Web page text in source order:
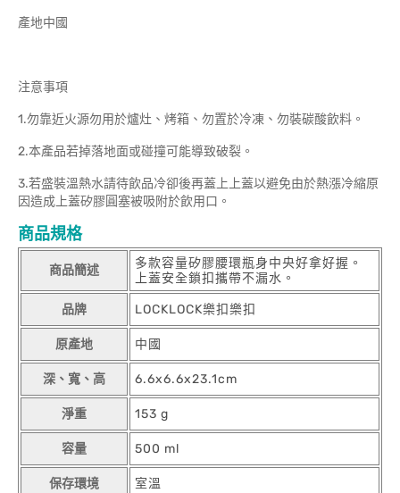
產地中國
注意事項
1.勿靠近火源勿用於爐灶、烤箱、勿置於冷凍、勿裝碳酸飲料。
2.本產品若掉落地面或碰撞可能導致破裂。
3.若盛裝溫熱水請待飲品冷卻後再蓋上上蓋以避免由於熱漲冷縮原
因造成上蓋矽膠圓塞被吸附於飲用口。
商品規格
商品簡述
多款容量矽膠腰環瓶身中央好拿好握。
上蓋安全鎖扣攜帶不漏水。
品牌 LOCKLOCK樂扣樂扣
原產地 中國
深、寬、高 6.6x6.6x23.1cm
淨重 153 g
容量 500 ml
保存環境 室溫